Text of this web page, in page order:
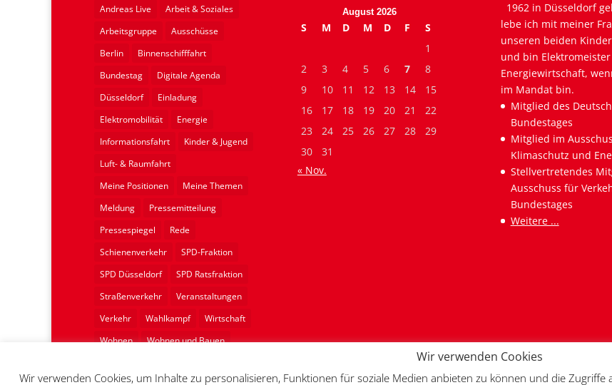
Andreas Live
Arbeit & Soziales
Arbeitsgruppe
Ausschüsse
Berlin
Binnenschifffahrt
Bundestag
Digitale Agenda
Düsseldorf
Einladung
Elektromobilität
Energie
Informationsfahrt
Kinder & Jugend
Luft- & Raumfahrt
Meine Positionen
Meine Themen
Meldung
Pressemitteilung
Pressespiegel
Rede
Schienenverkehr
SPD-Fraktion
SPD Düsseldorf
SPD Ratsfraktion
Straßenverkehr
Veranstaltungen
Verkehr
Wahlkampf
Wirtschaft
Wohnen
Wohnen und Bauen
August 2026
S M D M D F
S
1
2
3 4 5 6 7
8
9
10 11 12 13 14
15
16
17 18 19 20 21
22
23
24 25 26 27 28
29
30
31
« Nov.
1962 in Düsseldorf
lebe ich mit meiner
unseren beiden
und bin
Energiewirtschaft,
im Mandat bin.
Mitglied des
Bundestages
Mitglied im
Klimaschutz und
Stellvertretendes
Ausschuss für
Bundestages
Weitere ...
Wir verwenden Cookies
Wir verwenden Cookies, um Inhalte zu personalisieren, Funktionen für soziale Medien anbieten zu können und die Zugriffe